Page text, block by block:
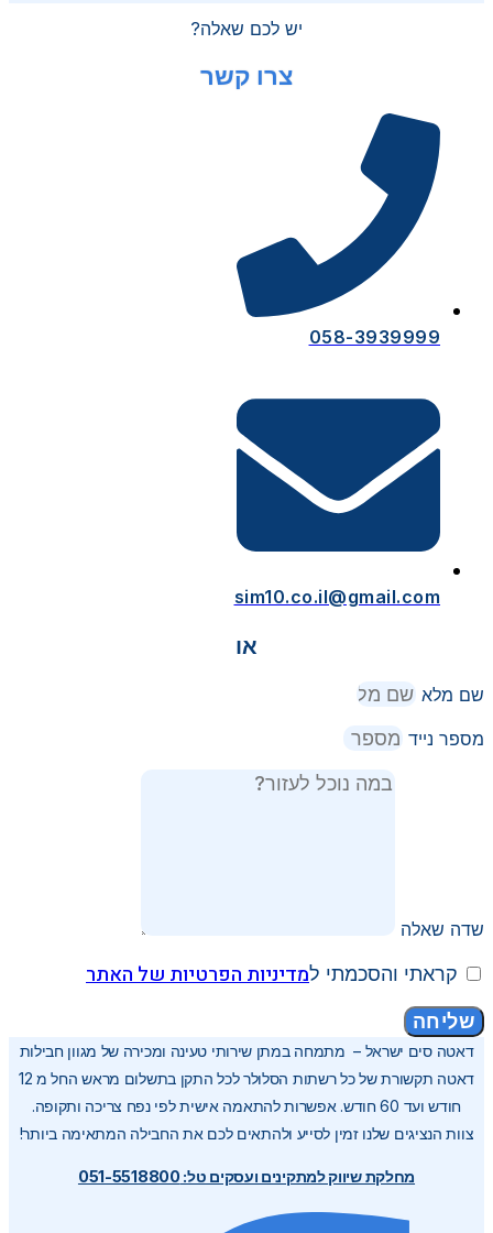
יש לכם שאלה?
צרו קשר
058-3939999
sim10.co.il@gmail.com
או
שם מלא
מספר נייד
שדה שאלה
קראתי והסכמתי למדיניות הפרטיות של האתר
שליחה
דאטה סים ישראל – מתמחה במתן שירותי טעינה ומכירה של מגוון חבילות
דאטה תקשורת של כל רשתות הסלולר לכל התקן בתשלום מראש החל מ 12
חודש ועד 60 חודש. אפשרות להתאמה אישית לפי נפח צריכה ותקופה.
צוות הנציגים שלנו זמין לסייע ולהתאים לכם את החבילה המתאימה ביותר!
מחלקת שיווק למתקינים ועסקים טל: 051-5518800